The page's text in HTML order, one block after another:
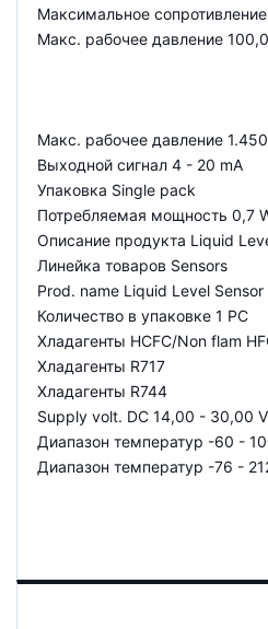
Максимальное
Макс. рабочее давление
Макс. рабочее давление
Выходной сигнал 4 - 20 mA
Упаковка Single pack
Потребляемая мощность 0,7
Описание продукта Liquid
Линейка товаров Sensors
Prod. name Liquid Level Sensor
Количество в упаковке 1 PC
Хладагенты HCFC/Non flam
Хладагенты R717
Хладагенты R744
Supply volt. DC 14,00 - 30,00 V
Диапазон температур -60 -
Диапазон температур -76 -